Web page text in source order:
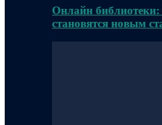
Онлайн
становятся новым